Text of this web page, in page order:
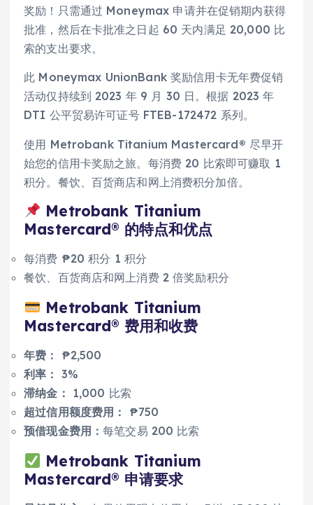
奖励！只需通过 Moneymax 申请并在促销期内获得
批准，然后在卡批准之日起 60 天内满足 20,000 比
索的支出要求。
此 Moneymax UnionBank 奖励信用卡无年费促销
活动仅持续到 2023 年 9 月 30 日。根据 2023 年
DTI 公平贸易许可证号 FTEB-172472 系列。
使用 Metrobank Titanium Mastercard® 尽早开
始您的信用卡奖励之旅。每消费 20 比索即可赚取 1
积分。餐饮、百货商店和网上消费积分加倍。
Metrobank Titanium
Mastercard® 的特点和优点
每消费 ₱20 积分 1 积分
餐饮、百货商店和网上消费 2 倍奖励积分
Metrobank Titanium
Mastercard® 费用和收费
年费：
₱2,500
利率： 3%
滞纳金：
1,000 比索
超过信用额度费用：
₱750
预借现金费用：每笔交易 200 比索
Metrobank Titanium
Mastercard® 申请要求